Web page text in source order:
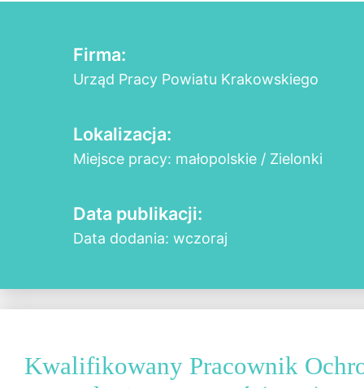
Firma:
Urząd Pracy Powiatu Krakowskiego
Lokalizacja:
Miejsce pracy: małopolskie / Zielonki
Data publikacji:
Data dodania: wczoraj
Kwalifikowany Pracownik